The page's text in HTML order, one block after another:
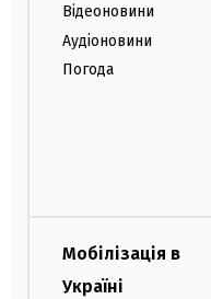
Відеоновини
Аудіоновини
Погода
Мобілізація в
Україні